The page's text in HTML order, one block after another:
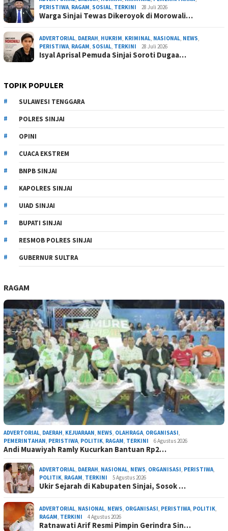
PERISTIWA, RAGAM, SOSIAL, TERKINI 28 Juli 2026
Warga Sinjai Tewas Dikeroyok di Morowali…
ADVERTORIAL, DAERAH, HUKRIM, KRIMINAL, NASIONAL, NEWS,
PERISTIWA, RAGAM, SOSIAL, TERKINI 28 Juli 2026
Isyal Aprisal Pemuda Sinjai Soroti Dugaa…
TOPIK POPULER
SULAWESI TENGGARA
POLRES SINJAI
OPINI
CUACA EKSTREM
BNPB SINJAI
KAPOLRES SINJAI
UIAD SINJAI
BUPATI SINJAI
RESMOB POLRES SINJAI
GUBERNUR SULTRA
RAGAM
ADVERTORIAL, DAERAH, KEJUARAAN, NEWS, OLAHRAGA, ORGANISASI,
PEMERINTAHAN, PERISTIWA, POLITIK, RAGAM, TERKINI 6 Agustus 2026
Andi Muawiyah Ramly Kucurkan Bantuan Rp2…
ADVERTORIAL, DAERAH, NASIONAL, NEWS, ORGANISASI, PERISTIWA,
POLITIK, RAGAM, TERKINI 5 Agustus 2026
Ukir Sejarah di Kabupaten Sinjai, Sosok …
ADVERTORIAL, NASIONAL, NEWS, ORGANISASI, PERISTIWA, POLITIK,
RAGAM, TERKINI 4 Agustus 2026
Ratnawati Arif Resmi Pimpin Gerindra Sin…